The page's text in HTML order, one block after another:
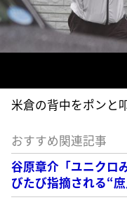
米倉の背中をポンと
おすすめ関連記事
谷原章介「ユニクロ
びたび指摘される“